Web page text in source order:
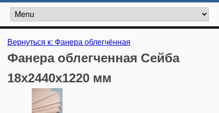
Вернуться к: Фанера облегчённая
Фанера облегченная Сейба
18х2440х1220 мм